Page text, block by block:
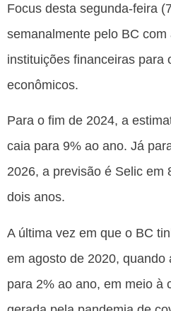
Focus desta segunda-feira
semanalmente pelo BC
instituições financeiras para
econômicos.
Para o fim de 2024, a
caia para 9% ao ano. Já
2026, a previsão é Selic em
dois anos.
A última vez em que o BC
em agosto de 2020, quando
para 2% ao ano, em meio à